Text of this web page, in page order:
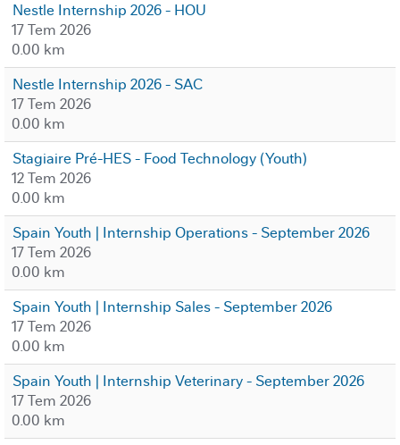
Nestle Internship 2026 - HOU
17 Tem 2026
0.00 km
Nestle Internship 2026 - SAC
17 Tem 2026
0.00 km
Stagiaire Pré-HES - Food Technology (Youth)
12 Tem 2026
0.00 km
Spain Youth | Internship Operations - September 2026
17 Tem 2026
0.00 km
Spain Youth | Internship Sales - September 2026
17 Tem 2026
0.00 km
Spain Youth | Internship Veterinary - September 2026
17 Tem 2026
0.00 km